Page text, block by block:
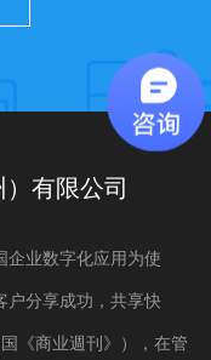
有限公司
企业数字化应用为使
户分享成功，共享快
《商业週刊》），在管